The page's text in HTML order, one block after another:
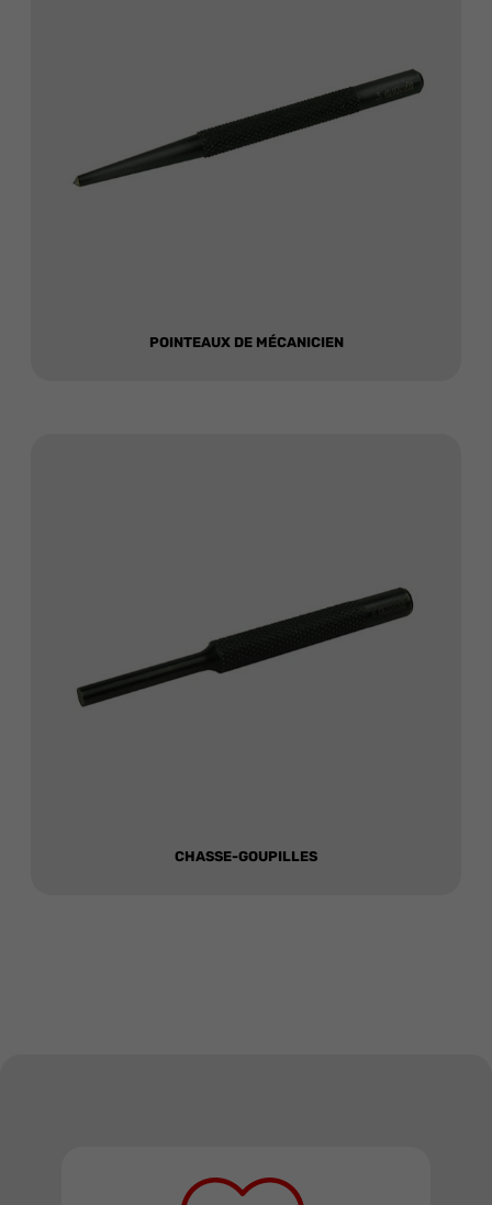
POINTEAUX DE MÉCANICIEN
CHASSE-GOUPILLES